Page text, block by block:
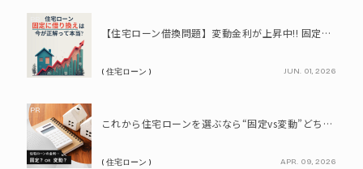
【住宅ローン借換問題】変動金利が上昇中!! 固定に借り換えるなら今が正解って本当? シミュレーションで比較してみよう
( 住宅ローン ) JUN. 01, 2026
PR
これから住宅ローンを選ぶなら“固定vs変動”どちらが正解? 9割が利用したいと答えた「いま決めなくてもいい」ローンとは!?
( 住宅ローン ) APR. 09, 2026